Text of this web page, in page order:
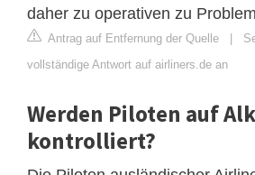
daher zu operativen zu
Antrag auf Entfernung der Quelle |
vollständige Antwort auf airliners.de an
Werden Piloten auf
kontrolliert?